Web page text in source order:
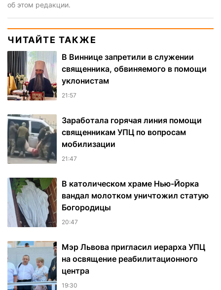
об этом редакции.
ЧИТАЙТЕ ТАКЖЕ
В Виннице запретили в служении
священника, обвиняемого в помощи
уклонистам
21:57
Заработала горячая линия помощи
священникам УПЦ по вопросам
мобилизации
21:47
В католическом храме Нью-Йорка
вандал молотком уничтожил статую
Богородицы
20:47
Мэр Львова пригласил иерарха УПЦ
на освящение реабилитационного
центра
19:30